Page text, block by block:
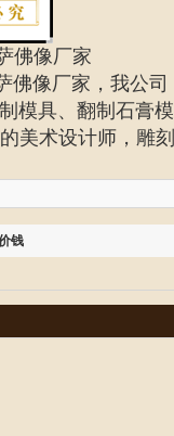
佛像厂家
佛像厂家 ，我公司
模具、翻制石膏模
美术设计师，雕刻
钱